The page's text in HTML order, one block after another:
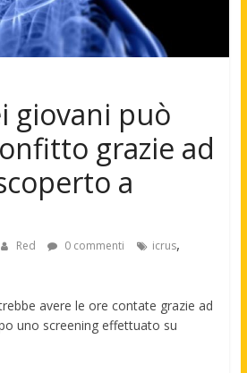
giovani può
grazie ad
a
Red 0 commenti icrus,
avere le ore contate grazie ad
uno screening effettuato su